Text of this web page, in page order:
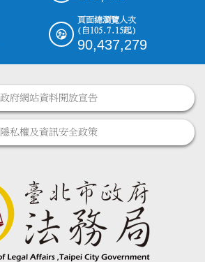
頁面總瀏覽人次
(自105.7.15起)
90,437,279
政府網站資料開放宣告
隱私權及資訊安全政策